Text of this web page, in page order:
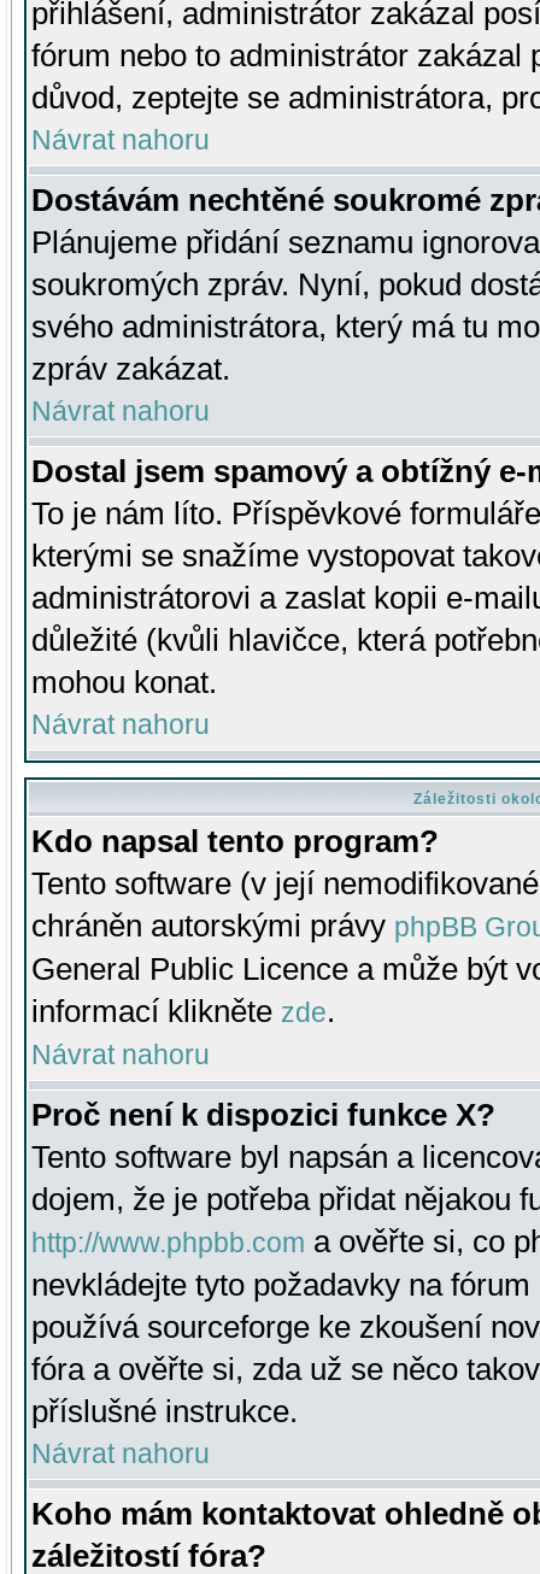
přihlášení, administrátor zakázal
fórum nebo to administrátor zakázal
důvod, zeptejte se administrátora,
Návrat nahoru
Dostávám nechtěné soukromé
Plánujeme přidání seznamu
soukromých zpráv. Nyní, pokud
svého administrátora, který má tu
zpráv zakázat.
Návrat nahoru
Dostal jsem spamový a obtížný
To je nám líto. Příspěvkové
kterými se snažíme vystopovat
administrátorovi a zaslat kopii e-
důležité (kvůli hlavičce, která
mohou konat.
Návrat nahoru
Záležitosti
Kdo napsal tento program?
Tento software (v její
chráněn autorskými právy phpBB
General Public Licence a může být
informací klikněte zde.
Návrat nahoru
Proč není k dispozici funkce X?
Tento software byl napsán a
dojem, že je potřeba přidat nějakou
http://www.phpbb.com a ověřte si, co
nevkládejte tyto požadavky na
používá sourceforge ke zkoušení
fóra a ověřte si, zda už se něco
příslušné instrukce.
Návrat nahoru
Koho mám kontaktovat ohledně
záležitostí fóra?